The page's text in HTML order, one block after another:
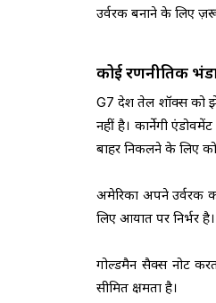
उर्वरक बनाने के लिए
कोई रणनीतिक
G7 देश तेल शॉक्स को
नहीं है। कार्नेगी
बाहर निकलने के लिए
अमेरिका अपने उर्वरक
लिए आयात पर निर्भर है।
गोल्डमैन सैक्स नोट
सीमित क्षमता है।